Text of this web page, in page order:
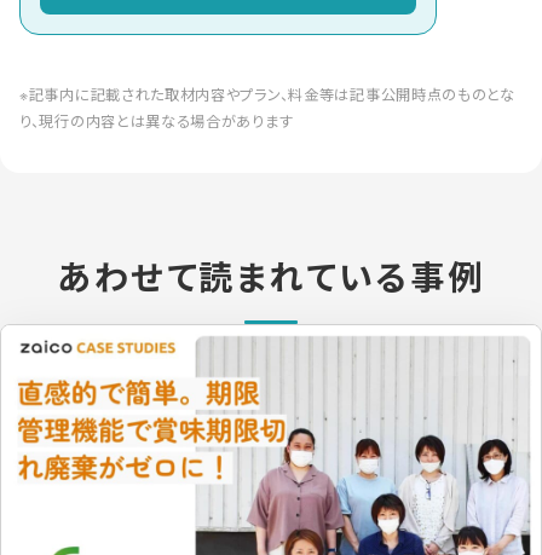
※記事内に記載された取材内容やプラン、料金等は記事公開時点のものとな
り、現行の内容とは異なる場合があります
あわせて読まれている事例